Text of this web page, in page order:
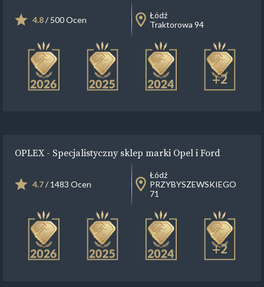
4.8/ 500 Ocen
Łódź
Traktorowa 94
+2
OPLEX - Specjalistyczny sklep marki Opel i Ford
4.7/ 1483 Ocen
Łódź
PRZYBYSZEWSKIEGO
71
+2